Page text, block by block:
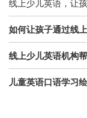
线上少儿英语，让
如何让孩子通过线
线上少儿英语机构
儿童英语口语学习